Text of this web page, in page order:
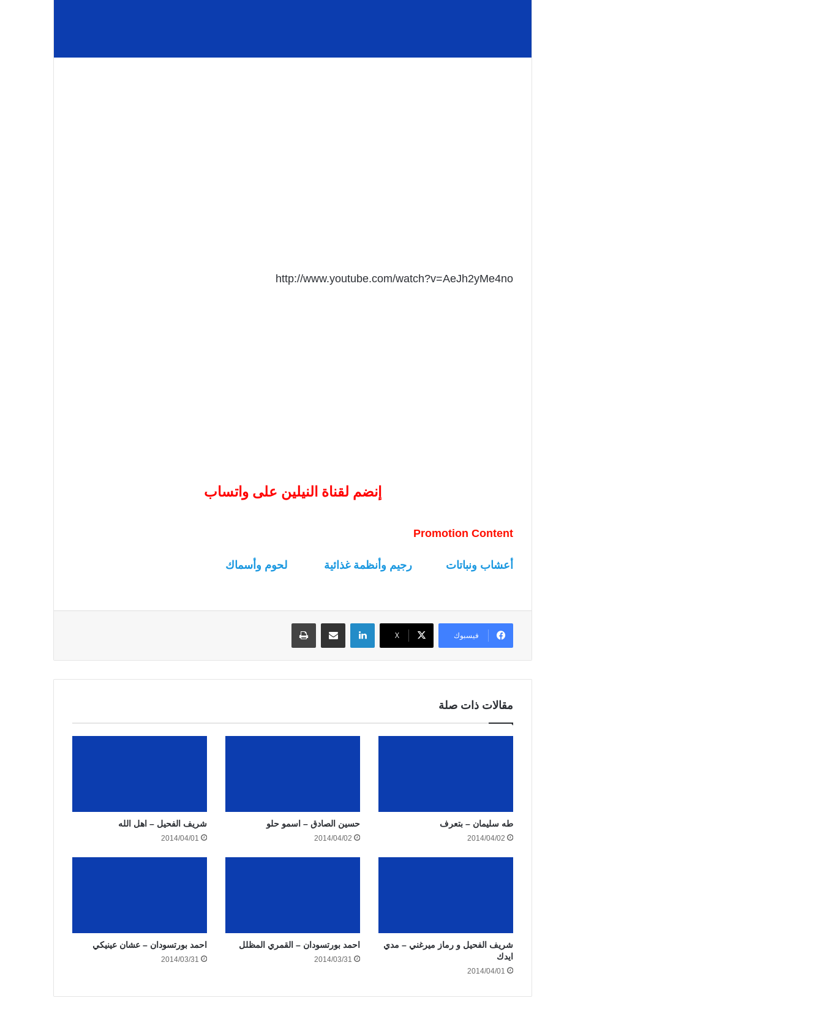
http://www.youtube.com/watch?v=AeJh2yMe4no
إنضم لقناة النيلين على واتساب
Promotion Content
أعشاب ونباتات رجيم وأنظمة غذائية لحوم وأسماك
فيسبوك ‫X
لينكدإن
مقالات ذات صلة
طه سليمان – بتعرف
2014/04/02
حسين الصادق – اسمو حلو
2014/04/02
شريف الفحيل – اهل الله
2014/04/01
شريف الفحيل و رماز ميرغني – مدي
ايدك
2014/04/01
احمد بورتسودان – القمري المظلل
2014/03/31
احمد بورتسودان – عشان عينيكي
2014/03/31